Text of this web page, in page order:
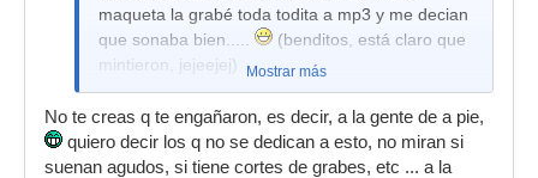
maqueta la grabé toda todita a mp3 y me decian
que sonaba bien.....
(benditos, está claro que
mintieron, jejeejej)
Mostrar más
No te creas q te engañaron, es decir, a la gente de a pie,
quiero decir los q no se dedican a esto, no miran si
suenan agudos, si tiene cortes de grabes, etc ... a la